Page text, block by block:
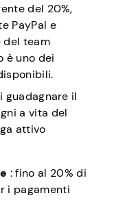
del 20%,
PayPal e
team
è uno dei
guadagnare il
a vita del
attivo
: fino al 20% di
i pagamenti